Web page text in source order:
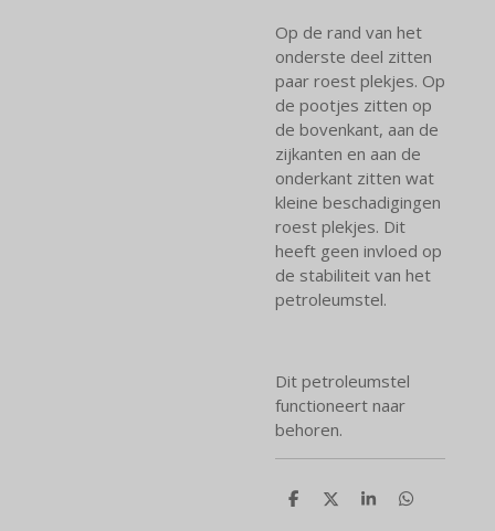
Op de rand van het
onderste deel zitten
paar roest plekjes. Op
de pootjes zitten op
de bovenkant, aan de
zijkanten en aan de
onderkant zitten wat
kleine beschadigingen
roest plekjes. Dit
heeft geen invloed op
de stabiliteit van het
petroleumstel.
Dit petroleumstel
functioneert naar
behoren.
D
D
S
D